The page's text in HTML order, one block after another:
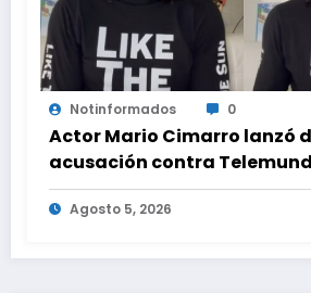
Notinformados 0
Actor Mario Cimarro lanzó
acusación contra
advirtió que lo que hacen
es ilegal en EEUU
Agosto 5, 2026